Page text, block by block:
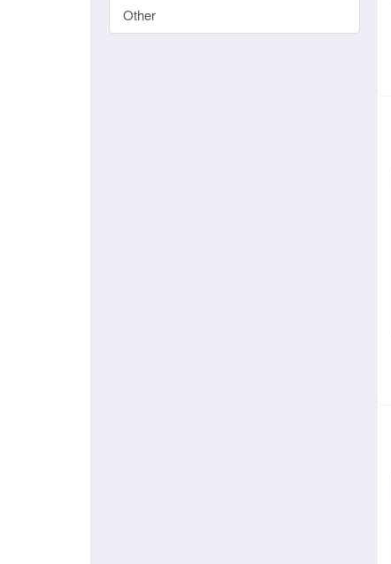
Other